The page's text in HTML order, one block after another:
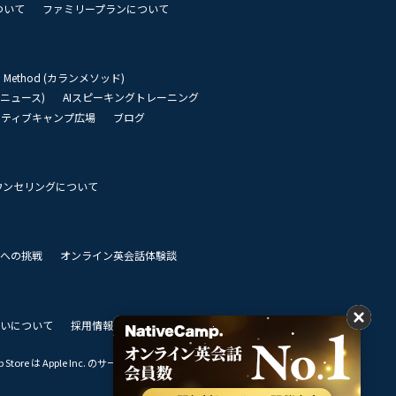
いて ファミリープランについて
Method (カランメソッド)
ュース)
AIスピーキングトレーニング
ィブキャンプ広場
ブログ
セリングについて
の挑戦 オンライン英会話体験談
について 採用情報 私達のビジョン
は Apple Inc. のサービスマークです。